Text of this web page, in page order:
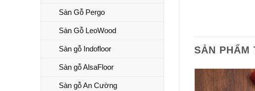
Sàn Gỗ Pergo
Sàn Gỗ LeoWood
Sàn gỗ Indofloor
Sàn gỗ AlsaFloor
Sàn gỗ An Cường
SẢN PHẨM